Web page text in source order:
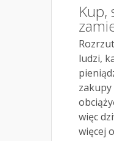
Kup,
ludzi,
więc
więcej